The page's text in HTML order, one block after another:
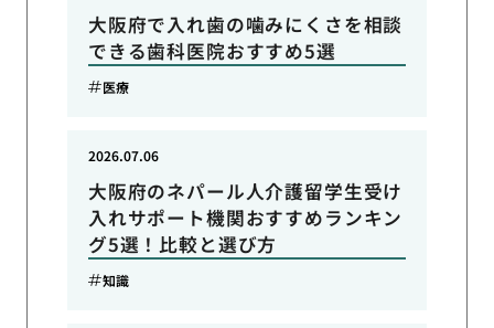
大阪府で入れ歯の噛みにくさを相談
できる歯科医院おすすめ5選
医療
大阪府のネパール人介護留学生受け
入れサポート機関おすすめランキン
グ5選！比較と選び方
2026.07.06
知識